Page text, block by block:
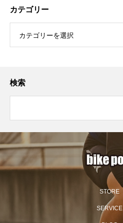
カテゴリー
カテゴリーを選択
検索
STORE
SERVICE